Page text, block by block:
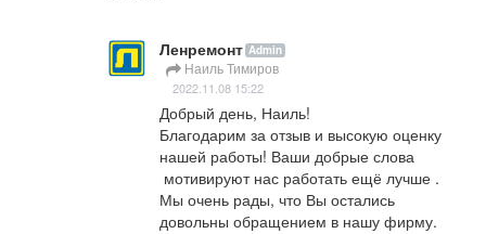
Ленремонт Admin
Наиль Тимиров
2022.11.08 15:22
Добрый день, Наиль!
Благодарим за отзыв и высокую оценку
нашей работы! Ваши добрые слова
мотивируют нас работать ещё лучше .
Мы очень рады, что Вы остались
довольны обращением в нашу фирму.